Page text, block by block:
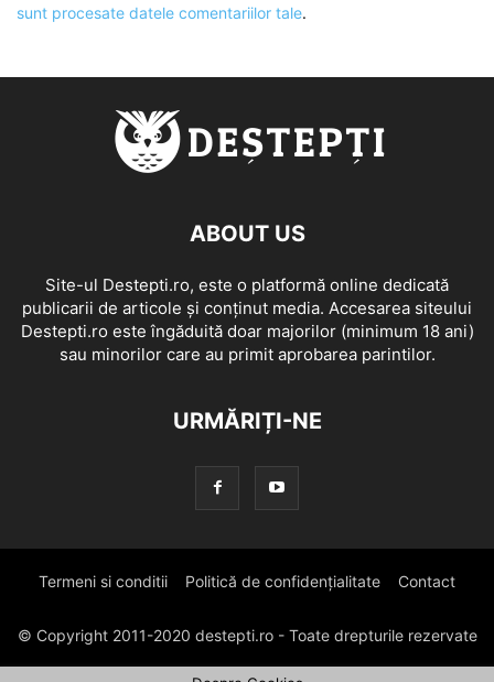
sunt procesate datele comentariilor tale.
ABOUT US
Site-ul Destepti.ro, este o platformă online dedicată
publicarii de articole și conținut media. Accesarea siteului
Destepti.ro este îngăduită doar majorilor (minimum 18 ani)
sau minorilor care au primit aprobarea parintilor.
URMĂRIȚI-NE
Termeni si conditii Politică de confidențialitate Contact
© Copyright 2011-2020 destepti.ro - Toate drepturile rezervate